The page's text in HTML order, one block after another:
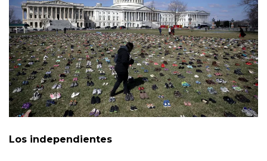
Los independientes